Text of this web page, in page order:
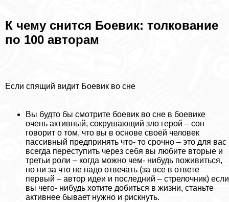
К чему снится Боевик: толкование
по 100 авторам
Если спящий видит Боевик во сне
Вы будто бы смотрите боевик во сне в боевике
очень активный, сокрушающий зло герой – сон
говорит о том, что вы в основе своей человек
пассивный предпринять что- то срочно – это для вас
всегда переступить через себя вы любите вторые и
третьи роли – когда можно чем- нибудь поживиться,
но ни за что не надо отвечать (за все в ответе
первый – автор идеи и последний – стрелочник) если
вы чего- нибудь хотите добиться в жизни, станьте
активнее бывает нужно и рискнуть.